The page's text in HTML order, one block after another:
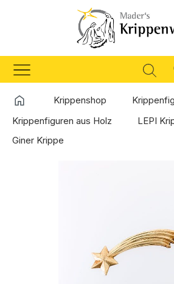
Zum Hauptinhalt springen
StartseiteKrippenshop
Krippenfiguren aus Holz
LEPI
Giner Krippe